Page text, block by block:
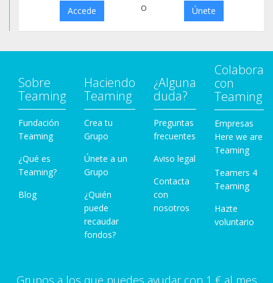
Accede o Únete
Sobre
Teaming
Fundación
Teaming
¿Qué es
Teaming?
Blog
Haciendo
Teaming
Crea tu
Grupo
Únete a un
Grupo
¿Quién
puede
recaudar
fondos?
¿Alguna
duda?
Preguntas
frecuentes
Aviso legal
Contacta
con
nosotros
Colabora
con
Teaming
Empresas
Here we are
Teaming
Teamers 4
Teaming
Hazte
voluntario
Grupos a los que puedes ayudar con 1 € al mes